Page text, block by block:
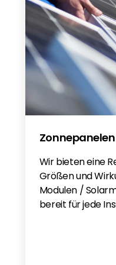
Zonnepanelen
Wir bieten eine
Größen und
Modulen /
bereit für jede